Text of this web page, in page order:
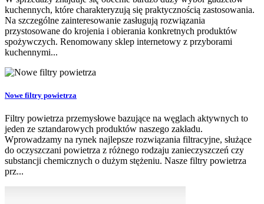
kuchennych, które charakteryzują się praktycznością zastosowania.
Na szczególne zainteresowanie zasługują rozwiązania
przystosowane do krojenia i obierania konkretnych produktów
spożywczych. Renomowany sklep internetowy z przyborami
kuchennymi...
Nowe filtry powietrza
Filtry powietrza przemysłowe bazujące na węglach aktywnych to
jeden ze sztandarowych produktów naszego zakładu.
Wprowadzamy na rynek najlepsze rozwiązania filtracyjne, służące
do oczyszczani powietrza z różnego rodzaju zanieczyszczeń czy
substancji chemicznych o dużym stężeniu. Nasze filtry powietrza
prz...